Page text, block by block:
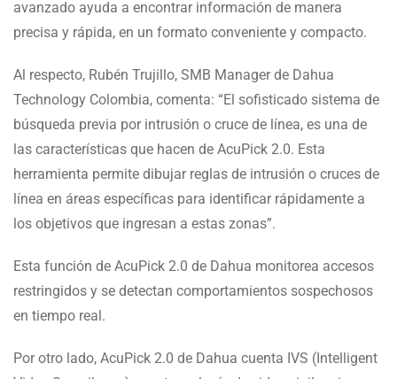
avanzado ayuda a encontrar información de manera
precisa y rápida, en un formato conveniente y compacto.
Al respecto, Rubén Trujillo, SMB Manager de Dahua
Technology Colombia, comenta: “El sofisticado sistema de
búsqueda previa por intrusión o cruce de línea, es una de
las características que hacen de AcuPick 2.0. Esta
herramienta permite dibujar reglas de intrusión o cruces de
línea en áreas específicas para identificar rápidamente a
los objetivos que ingresan a estas zonas”.
Esta función de AcuPick 2.0 de Dahua monitorea accesos
restringidos y se detectan comportamientos sospechosos
en tiempo real.
Por otro lado, AcuPick 2.0 de Dahua cuenta IVS (Intelligent